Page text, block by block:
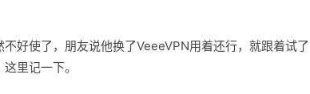
好使了，朋友说他换了VeeeVPN用着还行，就跟着试了
里记一下。